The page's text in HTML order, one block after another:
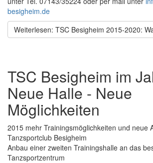
besigheim.de
Weiterlesen: TSC Besigheim 2015-2020:
TSC Besigheim im
Neue Halle - Neue
Möglichkeiten
2015 mehr Trainingsmöglichkeiten und neue
Tanzsportclub Besigheim
Anbau einer zweiten Trainingshalle an das
Tanzsportzentrum